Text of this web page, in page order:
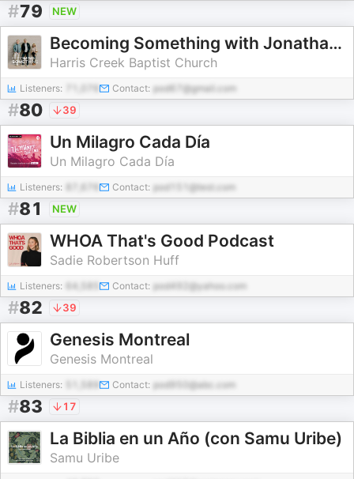
#79 NEW
Becoming Something with Jonathan Pokluda
Harris Creek Baptist Church
Listeners: Contact: pod67@gmail.com
#80 39
Un Milagro Cada Día
Un Milagro Cada Día
Listeners: Contact: pod151@test.com
#81 NEW
WHOA That's Good Podcast
Sadie Robertson Huff
Listeners: 64,585 Contact: pod492@yahoo.com
#82 39
Genesis Montreal
Genesis Montreal
Listeners: Contact: pod950@abc.com
#83 17
La Biblia en un Año (con Samu Uribe)
Samu Uribe